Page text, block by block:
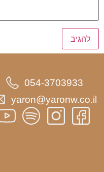
054-3703933
yaron@yaronw.co.il